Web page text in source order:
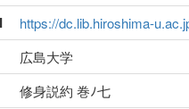
https://dc.lib.hiroshima-
広島大学
修身説約 巻ﾉ七